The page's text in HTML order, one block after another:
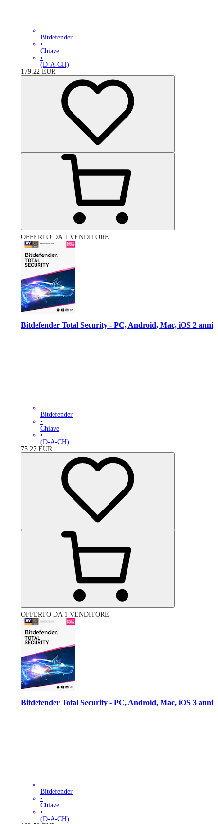
Bitdefender
•
Chiave
•
(D-A-CH)
179.22 EUR
OFFERTO DA 1 VENDITORE
Bitdefender Total Security - PC, Android, Mac, iOS 2 anni
Bitdefender
•
Chiave
•
(D-A-CH)
75.27 EUR
OFFERTO DA 1 VENDITORE
Bitdefender Total Security - PC, Android, Mac, iOS 3 anni
Bitdefender
•
Chiave
•
(D-A-CH)